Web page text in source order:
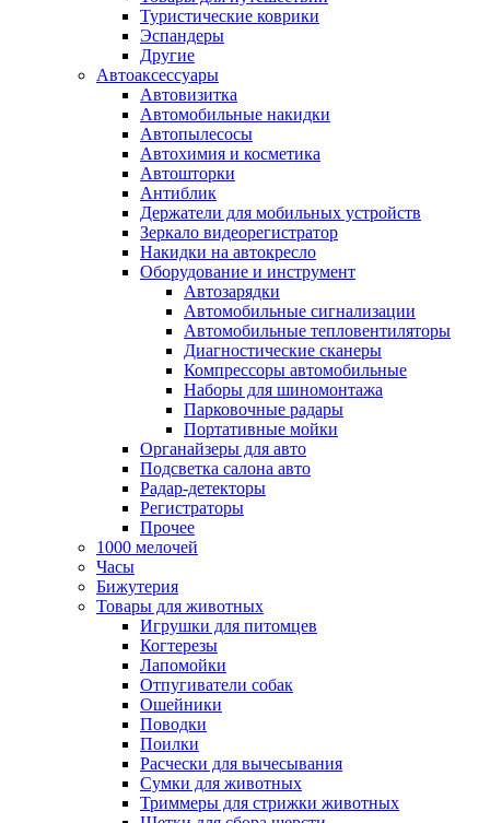
Туристические коврики
Эспандеры
Другие
Автоаксессуары
Автовизитка
Автомобильные накидки
Автопылесосы
Автохимия и косметика
Автошторки
Антиблик
Держатели для мобильных устройств
Зеркало видеорегистратор
Накидки на автокресло
Оборудование и инструмент
Автозарядки
Автомобильные сигнализации
Автомобильные тепловентиляторы
Диагностические сканеры
Компрессоры автомобильные
Наборы для шиномонтажа
Парковочные радары
Портативные мойки
Органайзеры для авто
Подсветка салона авто
Радар-детекторы
Регистраторы
Прочее
1000 мелочей
Часы
Бижутерия
Товары для животных
Игрушки для питомцев
Когтерезы
Лапомойки
Отпугиватели собак
Ошейники
Поводки
Поилки
Расчески для вычесывания
Сумки для животных
Триммеры для стрижки животных